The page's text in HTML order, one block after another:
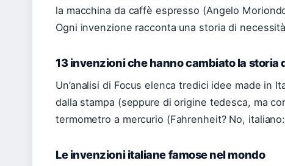
la macchina da caffè espresso (Angelo
Ogni invenzione racconta una storia di
13 invenzioni che hanno cambiato la
Un’analisi di Focus elenca tredici idee made in
dalla stampa (seppure di origine tedesca, ma
termometro a mercurio (Fahrenheit? No,
Le invenzioni italiane famose nel mondo